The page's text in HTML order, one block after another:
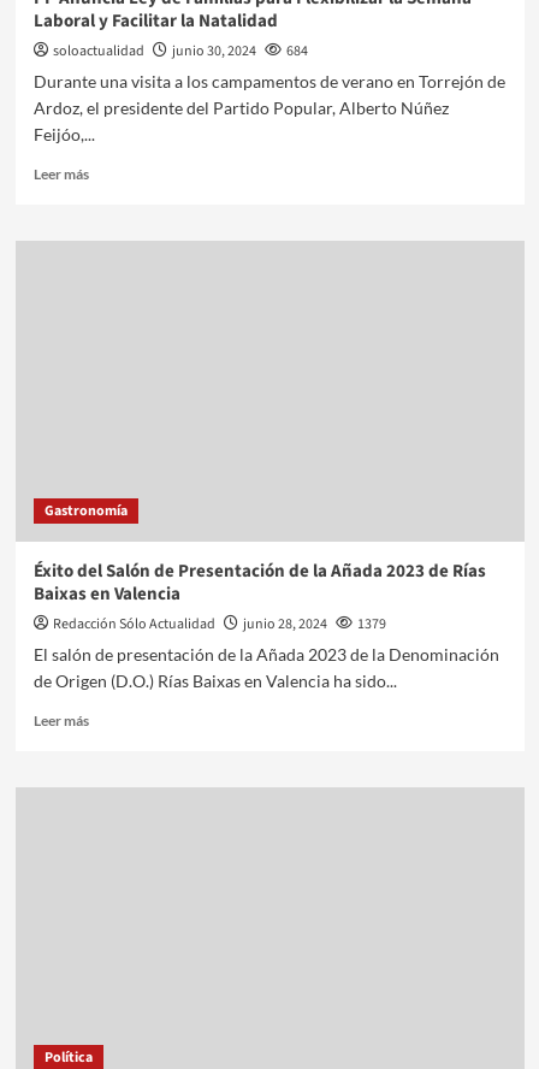
Laboral y Facilitar la Natalidad
soloactualidad junio 30, 2024
684
Durante una visita a los campamentos de verano en Torrejón de
Ardoz, el presidente del Partido Popular, Alberto Núñez
Feijóo,...
Leer más
Gastronomía
Éxito del Salón de Presentación de la Añada 2023 de Rías
Baixas en Valencia
Redacción Sólo Actualidad junio 28, 2024
1379
El salón de presentación de la Añada 2023 de la Denominación
de Origen (D.O.) Rías Baixas en Valencia ha sido...
Leer más
Política